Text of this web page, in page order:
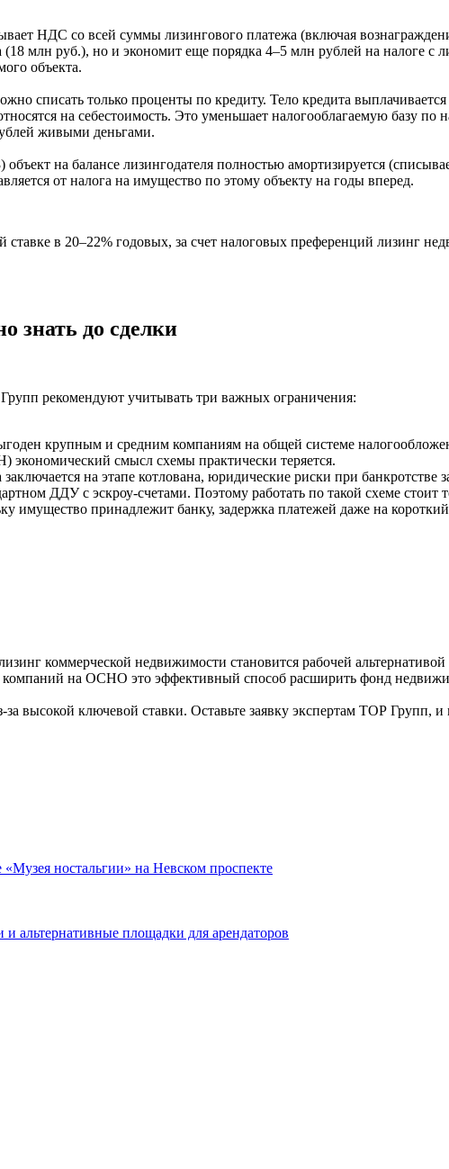
НДС со всей суммы лизингового платежа (включая
(18 млн руб.), но и экономит еще порядка 4–5 млн рублей на налоге с
объекта.
списать только проценты по кредиту. Тело кредита
на себестоимость. Это уменьшает налогооблагаемую базу по
живыми деньгами.
на балансе лизингодателя полностью амортизируется
от налога на имущество по этому объекту на годы вперед.
в 20–22% годовых, за счет налоговых преференций лизинг
знать до сделки
рекомендуют учитывать три важных ограничения:
крупным и средним компаниям на общей системе
смысл схемы практически теряется.
на этапе котлована, юридические риски при
ДДУ с эскроу-счетами. Поэтому работать по такой схеме
имущество принадлежит банку, задержка платежей даже на
коммерческой недвижимости становится рабочей
на ОСНО это эффективный способ расширить фонд
высокой ключевой ставки. Оставьте заявку экспертам ТОР Групп, и
ностальгии» на Невском проспекте
альтернативные площадки для арендаторов